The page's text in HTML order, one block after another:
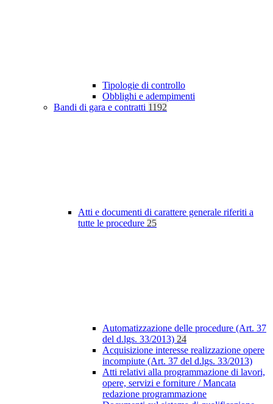
Tipologie di controllo
Obblighi e adempimenti
Bandi di gara e contratti 1192
Atti e documenti di carattere generale riferiti a
tutte le procedure 25
Automatizzazione delle procedure (Art. 37
del d.lgs. 33/2013) 24
Acquisizione interesse realizzazione opere
incompiute (Art. 37 del d.lgs. 33/2013)
Atti relativi alla programmazione di lavori,
opere, servizi e forniture / Mancata
redazione programmazione